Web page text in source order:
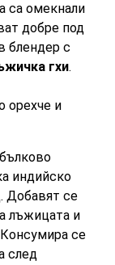
са омекнали
добре под
блендер с
гхи.
орехче и
индийско
Добавят се
лъжицата и
се
след